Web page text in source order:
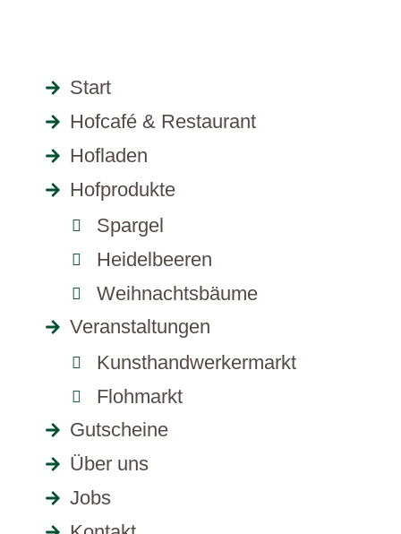
Start
Hofcafé & Restaurant
Hofladen
Hofprodukte
Spargel
Heidelbeeren
Weihnachtsbäume
Veranstaltungen
Kunsthandwerkermarkt
Flohmarkt
Gutscheine
Über uns
Jobs